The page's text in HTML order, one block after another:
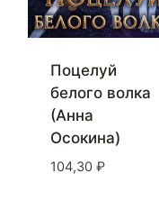
Поцелуй
белого волка
(Анна
Осокина)
104,30 ₽